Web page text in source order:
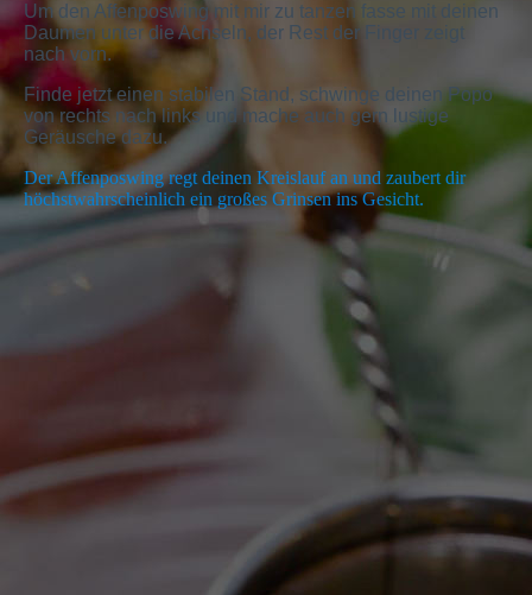
Um den Affenposwing mit mir zu tanzen fasse mit deinen
Daumen unter die Achseln, der Rest der Finger zeigt
nach vorn.
Finde jetzt einen stabilen Stand, schwinge deinen Popo
von rechts nach links und mache auch gern lustige
Geräusche dazu.
Der Affenposwing regt deinen Kreislauf an und zaubert dir
höchstwahrscheinlich ein großes Grinsen ins Gesicht.